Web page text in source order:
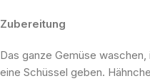
Zubereitung
Das ganze Gemüse
eine Schüssel geben.